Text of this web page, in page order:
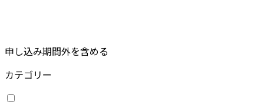
申し込み期間外を含める
カテゴリー